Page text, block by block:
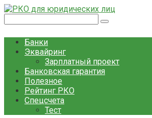
Перейти
контенту
Банки
Эквайринг
Зарплатный проект
Банковская гарантия
Полезное
Рейтинг РКО
Спецсчета
Тест